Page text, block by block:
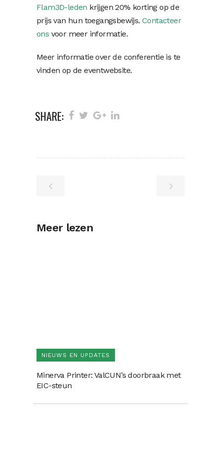
Flam3D-leden krijgen 20% korting op de
prijs van hun toegangsbewijs. Contacteer
ons voor meer informatie.
Meer informatie over de conferentie is te
vinden op de eventwebsite.
SHARE:
Meer lezen
NIEUWS EN UPDATES
Minerva Printer: ValCUN’s doorbraak met
EIC-steun